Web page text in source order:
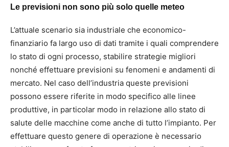
Le previsioni non sono più solo quelle meteo
L’attuale scenario sia industriale che economico-
finanziario fa largo uso di dati tramite i quali comprendere
lo stato di ogni processo, stabilire strategie migliori
nonché effettuare previsioni su fenomeni e andamenti di
mercato. Nel caso dell’industria queste previsioni
possono essere riferite in modo specifico alle linee
produttive, in particolar modo in relazione allo stato di
salute delle macchine come anche di tutto l’impianto. Per
effettuare questo genere di operazione è necessario